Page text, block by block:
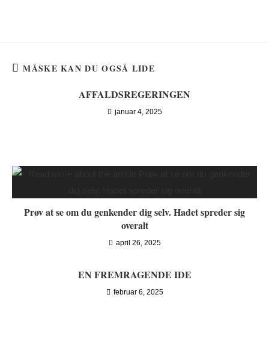
MÅSKE KAN DU OGSÅ LIDE
AFFALDSREGERINGEN
januar 4, 2025
Prøv at se om du genkender dig selv. Hadet spreder sig
overalt
april 26, 2025
EN FREMRAGENDE IDE
februar 6, 2025